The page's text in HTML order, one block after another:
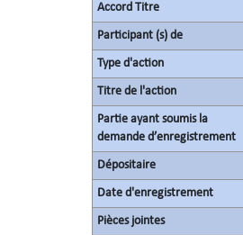
Accord Titre
Participant (s) de
Type d'action
Titre de l'action
Partie ayant soumis la
demande d’enregistrement
Dépositaire
Date d'enregistrement
Pièces jointes